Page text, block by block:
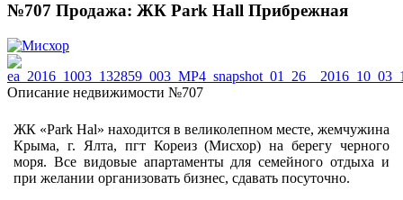
№707 Продажа: ЖК Park Hall Прибрежная
Описание недвижимости №707
ЖК «Park Hal» находится в великолепном месте, жемчужина
Крыма, г. Ялта, пгт Кореиз (Мисхор) на берегу черного
моря. Все видовые апартаменты для семейного отдыха и
при желании организовать бизнес, сдавать посуточно.